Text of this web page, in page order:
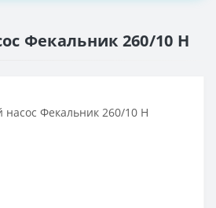
Фекальник 260/10 Н